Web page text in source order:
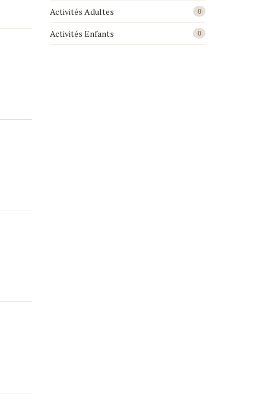
Activités Adultes 0
Activités Enfants 0